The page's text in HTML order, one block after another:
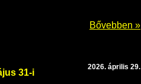
Bővebben »
2026. április 29.
31-i